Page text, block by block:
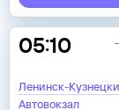
05:10
Ленинск-
Автовокзал